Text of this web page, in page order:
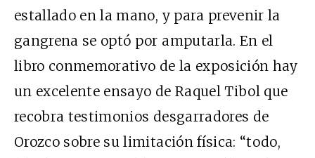
estallado en la mano, y para prevenir la
gangrena se optó por amputarla. En el
libro conmemorativo de la exposición hay
un excelente ensayo de Raquel Tibol que
recobra testimonios desgarradores de
Orozco sobre su limitación física: “todo,